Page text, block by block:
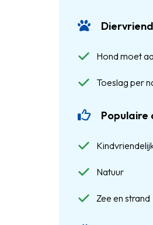
Hond moet
Toeslag per
Populaire
Natuur
Zee en strand